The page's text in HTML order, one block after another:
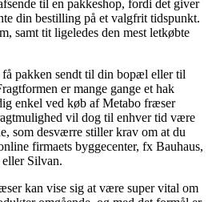
til en pakkeshop, fordi det giver
din bestilling på et valgfrit tidspunkt.
samt tit ligeledes den mest letkøbte
pakken sendt til din bopæl eller til
er mange gange et hak
enkel ved køb af Metabo fræser
vil dog til enhver tid være
som desværre stiller krav om at du
firmaets byggecenter, fx Bauhaus,
Silvan.
kan vise sig at være super vital om